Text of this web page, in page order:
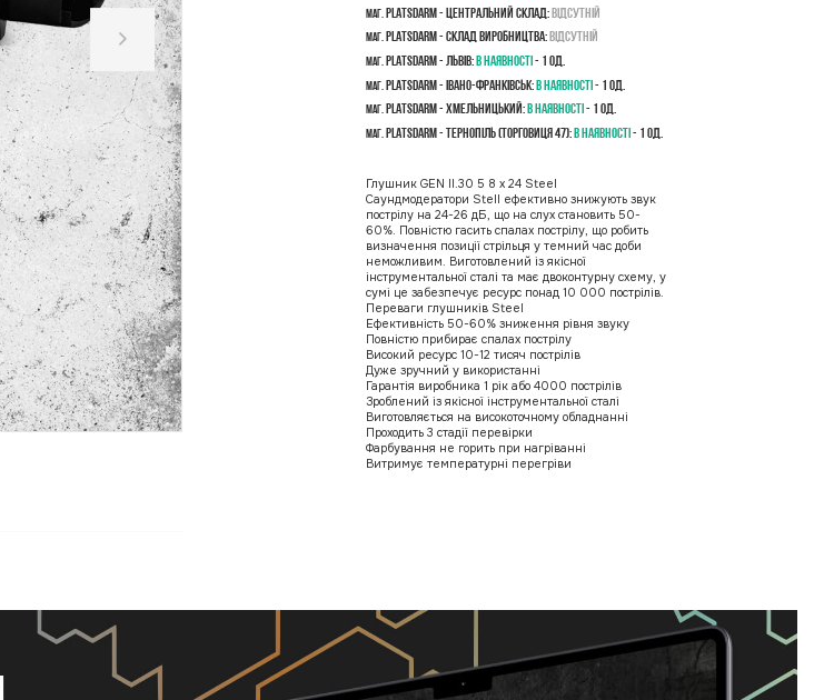
маг. PLATSDARM - Центральний склад: Відсутній
маг. PLATSDARM - Склад виробництва: Відсутній
маг. PLATSDARM - Львів: В наявності - 1 од.
маг. PLATSDARM - Івано-Франківськ: В наявності - 1 од.
маг. PLATSDARM - Хмельницький: В наявності - 1 од.
маг. PLATSDARM - Тернопіль (Торговиця 47): В наявності - 1 од.
Глушник GEN II.30 5 8 x 24 Steel
Саундмодератори Stell ефективно знижують звук
пострілу на 24-26 дБ, що на слух становить 50-
60%. Повністю гасить спалах пострілу, що робить
визначення позиції стрільця у темний час доби
неможливим. Виготовлений із якісної
інструментальної сталі та має двоконтурну схему, у
сумі це забезпечує ресурс понад 10 000 пострілів.
Переваги глушників Steel
Ефективність 50-60% зниження рівня звуку
Повністю прибирає спалах пострілу
Високий ресурс 10-12 тисяч пострілів
Дуже зручний у використанні
Гарантія виробника 1 рік або 4000 пострілів
Зроблений із якісної інструментальної сталі
Виготовляється на високоточному обладнанні
Проходить 3 стадії перевірки
Фарбування не горить при нагріванні
Витримує температурні перегріви